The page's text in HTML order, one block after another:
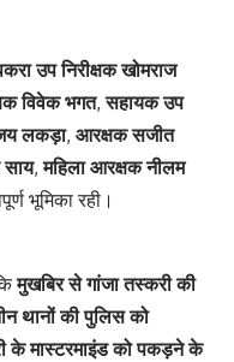
उप निरीक्षक खोमराज
विवेक भगत,सहायक उप
लकड़ा, आरक्षक सजीत
,महिला आरक्षक नीलम
भूमिका रही।
मुखबिर से गांजा तस्करी की
थानों की पुलिस को
के मास्टरमाइंड को पकड़ने के